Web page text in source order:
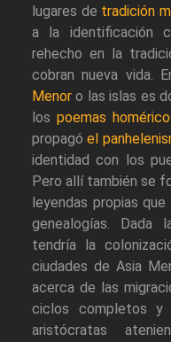
lugares de tradición
a la identificación
rehecho en la
cobran nueva vida.
Menor o las islas es
los poemas
propagóel
identidad con los
Pero allí también se
leyendas propias
genealogías. Dada
tendría la
ciudades de Asia
acerca de las
ciclos completos y
aristócratas